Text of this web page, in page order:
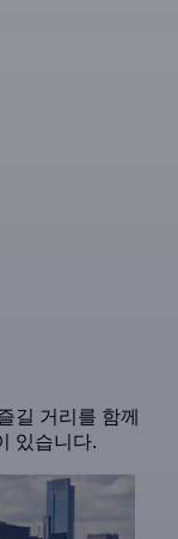
길 거리를 함께
있습니다.